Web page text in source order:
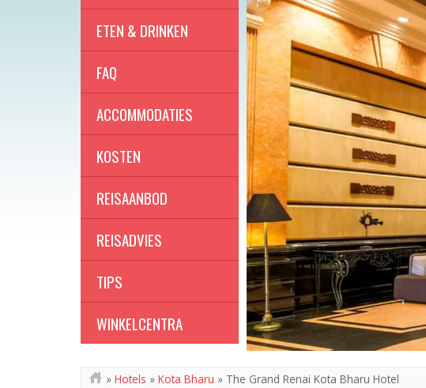
ETEN & DRINKEN
FAQ
ACCOMMODATIES
KOSTEN
REISAANBOD
REISADVIES
TIPS
WINKELCENTRA
» Hotels » Kota Bharu » The Grand Renai Kota Bharu Hotel